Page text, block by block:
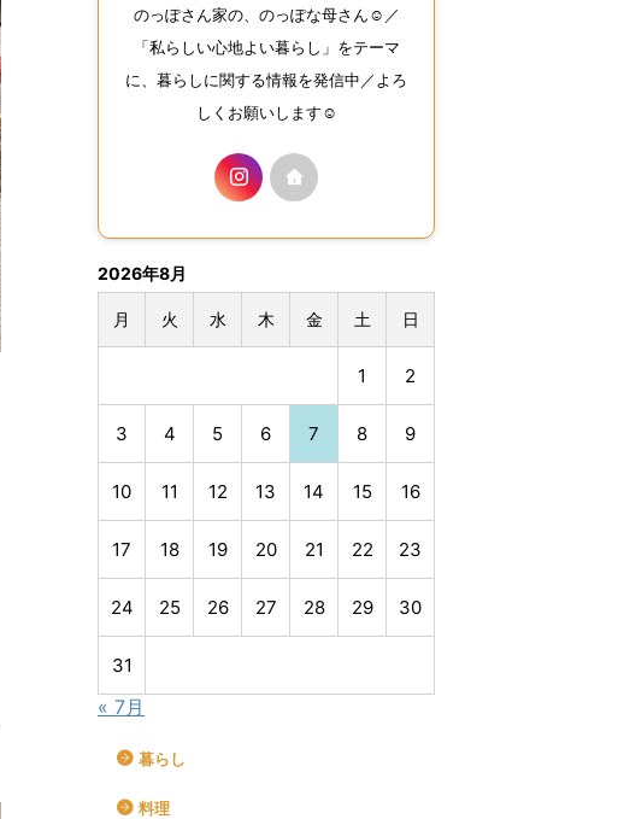
のっぽさん家の、のっぽな母さん☺︎／
「私らしい心地よい暮らし」をテーマ
に、暮らしに関する情報を発信中／よろ
しくお願いします☺︎
2026年8月
月 火 水 木 金 土 日
1 2
3 4 5 6 7 8 9
10 11 12 13 14 15 16
17 18 19 20 21 22 23
24 25 26 27 28 29 30
31
« 7月
暮らし
料理